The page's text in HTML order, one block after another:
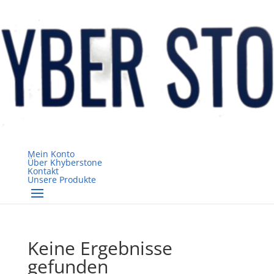
Mein Konto
Über Khyberstone
Kontakt
Unsere Produkte
Keine Ergebnisse
gefunden